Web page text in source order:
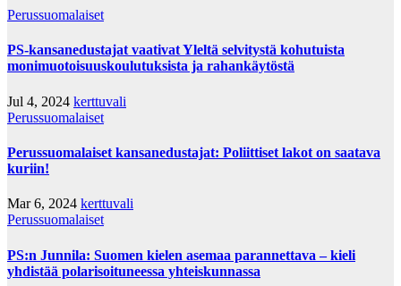
Perussuomalaiset
PS-kansanedustajat vaativat Yleltä selvitystä kohutuista
monimuotoisuuskoulutuksista ja rahankäytöstä
Jul 4, 2024 kerttuvali
Perussuomalaiset
Perussuomalaiset kansanedustajat: Poliittiset lakot on saatava
kuriin!
Mar 6, 2024 kerttuvali
Perussuomalaiset
PS:n Junnila: Suomen kielen asemaa parannettava – kieli
yhdistää polarisoituneessa yhteiskunnassa